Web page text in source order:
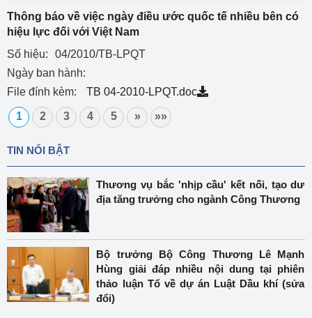
Thông báo về việc ngày điều ước quốc tế nhiều bên có
hiệu lực đối với Việt Nam
Số hiệu:
04/2010/TB-LPQT
Ngày ban hành:
File đính kèm:
TB 04-2010-LPQT.doc
1 2 3 4 5 » »»
TIN NỔI BẬT
Thương vụ bắc 'nhịp cầu' kết nối, tạo dư
địa tăng trưởng cho ngành Công Thương
Bộ trưởng Bộ Công Thương Lê Mạnh
Hùng giải đáp nhiều nội dung tại phiên
thảo luận Tổ về dự án Luật Dầu khí (sửa
đổi)